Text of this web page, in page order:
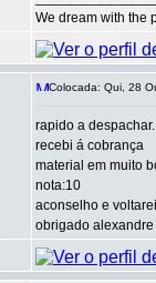
We dream with the
Colocada: Qui, 28
rapido a
recebi á cobrança
material em muito
nota:10
aconselho e
obrigado alexandre